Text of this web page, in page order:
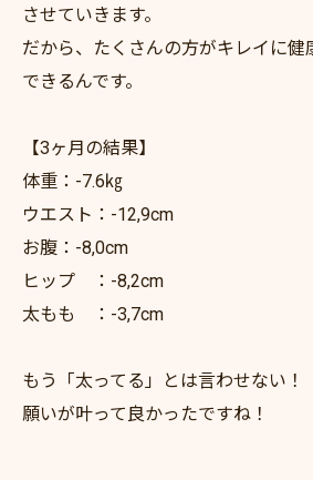
させていきます。
だから、たくさんの方がキレイに健
できるんです。
【3ヶ月の結果】
体重：-7.6㎏
ウエスト：-12,9cm
お腹：-8,0cm
ヒップ ：-8,2cm
太もも ：-3,7cm
もう「太ってる」とは言わせない！
願いが叶って良かったですね！